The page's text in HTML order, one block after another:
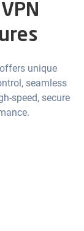
unique
seamless
speed, secure